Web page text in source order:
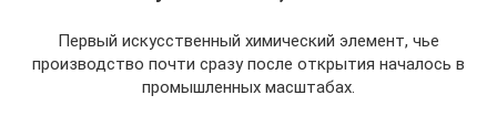
Первый искусственный химический элемент, чье
производство почти сразу после открытия началось в
промышленных масштабах.